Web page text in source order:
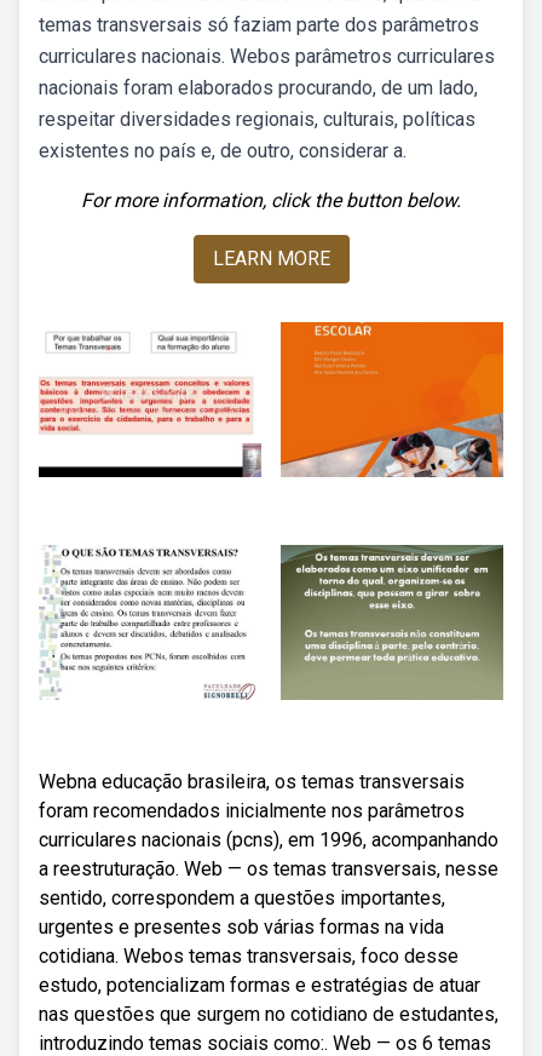
temas transversais só faziam parte dos parâmetros
curriculares nacionais. Webos parâmetros curriculares
nacionais foram elaborados procurando, de um lado,
respeitar diversidades regionais, culturais, políticas
existentes no país e, de outro, considerar a.
For more information, click the button below.
LEARN MORE
Webna educação brasileira, os temas transversais
foram recomendados inicialmente nos parâmetros
curriculares nacionais (pcns), em 1996, acompanhando
a reestruturação. Web — os temas transversais, nesse
sentido, correspondem a questões importantes,
urgentes e presentes sob várias formas na vida
cotidiana. Webos temas transversais, foco desse
estudo, potencializam formas e estratégias de atuar
nas questões que surgem no cotidiano de estudantes,
introduzindo temas sociais como:. Web — os 6 temas